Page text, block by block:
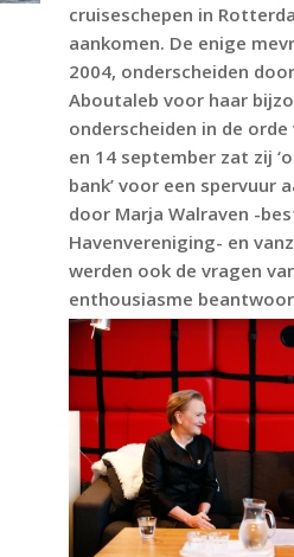
cruiseschepen in
aankomen. De enige
2004, onderscheiden
Aboutaleb voor haar
onderscheiden in de orde
en 14 september zat zij
bank’ voor een spervuur
door Marja Walraven -
Havenvereniging- en
werden ook de vragen
enthousiasme